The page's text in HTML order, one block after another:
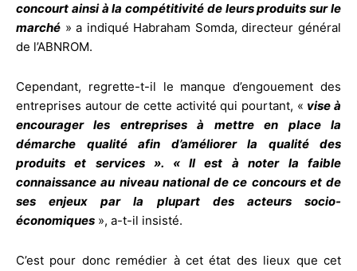
concourt ainsi à la compétitivité de leurs produits sur le
marché » a indiqué Habraham Somda, directeur général
de l’ABNROM.
Cependant, regrette-t-il le manque d’engouement des
entreprises autour de cette activité qui pourtant, « vise à
encourager les entreprises à mettre en place la
démarche qualité afin d’améliorer la qualité des
produits et services ». « Il est à noter la faible
connaissance au niveau national de ce concours et de
ses enjeux par la plupart des acteurs socio-
économiques », a-t-il insisté.
C’est pour donc remédier à cet état des lieux que cet